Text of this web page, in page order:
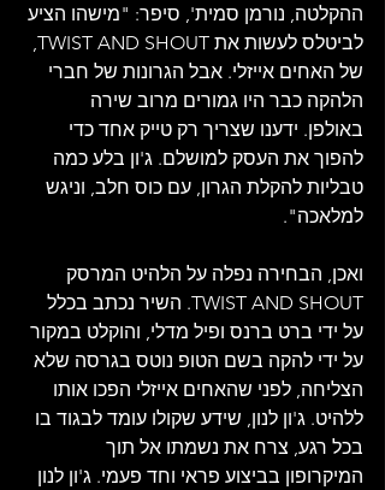
ההקלטה, נורמן סמית', סיפר: "מישהו הציע
של האחים אייזלי. אבל הגרונות של חברי
הלהקה כבר היו גמורים מרוב שירה
באולפן. ידענו שצריך רק טייק אחד כדי
להפוך את העסק למושלם. ג'ון בלע כמה
טבליות להקלת הגרון, עם כוס חלב, וניגש
למלאכה".
ואכן, הבחירה נפלה על הלהיט המרסק
TWIST AND SHOUT. השיר נכתב בכלל
על ידי ברט ברנס ופיל מדלי, והוקלט במקור
על ידי להקה בשם הטופ נוטס בגרסה שלא
הצליחה, לפני שהאחים אייזלי הפכו אותו
ללהיט. ג'ון לנון, שידע שקולו עומד לבגוד בו
בכל רגע, צרח את נשמתו אל תוך
המיקרופון בביצוע פראי וחד פעמי. ג'ון לנון